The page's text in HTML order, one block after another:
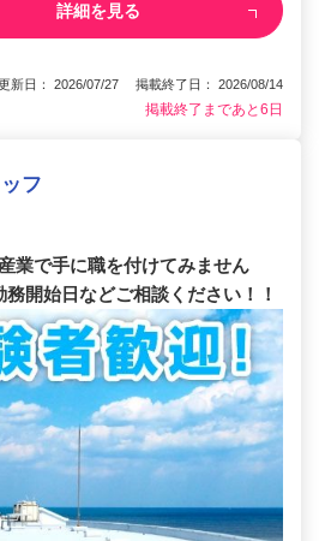
詳細を見る
新日： 2026/07/27 掲載終了日： 2026/08/14
掲載終了まであと6日
フ
業で手に職を付けてみません
開始日などご相談ください！！